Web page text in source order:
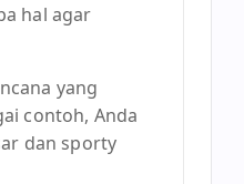
hal agar
yang
contoh, Anda
dan sporty